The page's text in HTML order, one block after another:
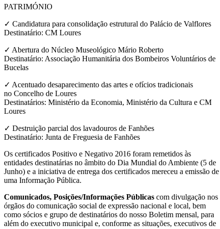
PATRIMÓNIO
✓ Candidatura para consolidação estrutural do Palácio de Valflores
Destinatário: CM Loures
✓ Abertura do Núcleo Museológico Mário Roberto
Destinatário: Associação Humanitária dos Bombeiros Voluntários de
Bucelas
✓ Acentuado desaparecimento das artes e ofícios tradicionais
no Concelho de Loures
Destinatários: Ministério da Economia, Ministério da Cultura e CM
Loures
✓ Destruição parcial dos lavadouros de Fanhões
Destinatário: Junta de Freguesia de Fanhões
Os certificados Positivo e Negativo 2016 foram remetidos às
entidades destinatárias no âmbito do Dia Mundial do Ambiente (5 de
Junho) e a iniciativa de entrega dos certificados mereceu a emissão de
uma Informação Pública.
Comunicados, Posições/Informações Públicas com divulgação nos
órgãos do comunicação social de expressão nacional e local, bem
como sócios e grupo de destinatários do nosso Boletim mensal, para
além do executivo municipal e, conforme as situações, executivos de